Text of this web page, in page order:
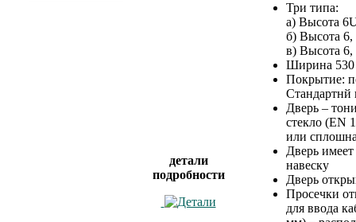
Три типа:
а) Высота
б) Высота 6,
в) Высота 6,
Ширина
Покрытие:
Стандартнй
Дверь –
стекло (EN
или
Дверь
навеску
Дверь
Просечки
для ввода
детали
подробности